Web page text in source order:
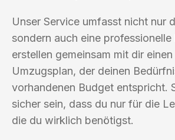
Unser Service umfasst nicht nur
sondern auch eine
erstellen gemeinsam mit dir
Umzugsplan, der deinen
vorhandenen Budget entspricht.
sicher sein, dass du nur für die
die du wirklich benötigst.